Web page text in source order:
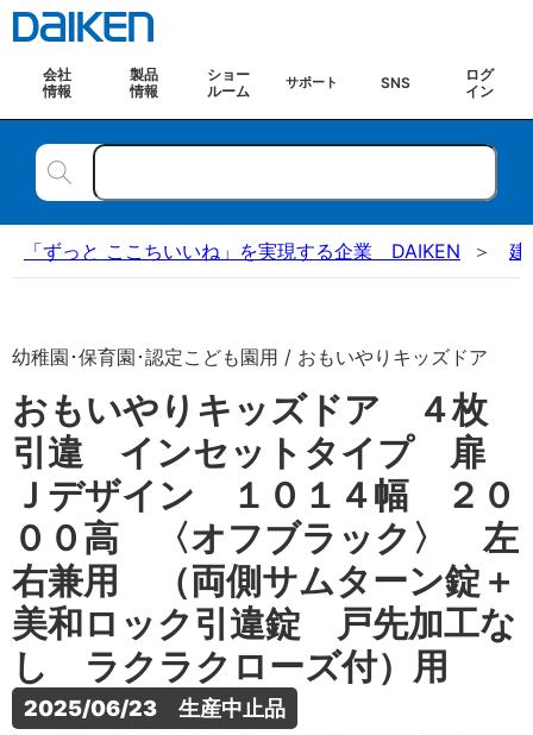
会社
情報
製品
情報
ショー
ルーム
サポート SNS
ログ
イン
「ずっと ここちいいね」を実現する企業 DAIKEN 建
幼稚園･保育園･認定こども園用 / おもいやりキッズドア
おもいやりキッズドア ４枚
引違 インセットタイプ 扉
Ｊデザイン １０１４幅 ２０
００高 〈オフブラック〉 左
右兼用 （両側サムターン錠＋
美和ロック引違錠 戸先加工な
し ラクラクローズ付）用
2025/06/23　生産中止品